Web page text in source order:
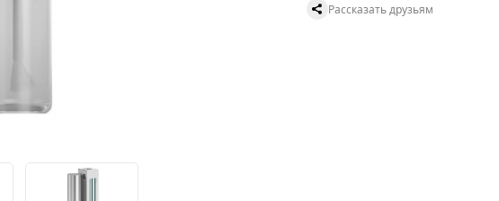
Рассказать друзьям